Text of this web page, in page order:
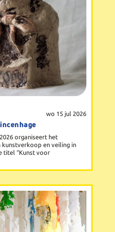
wo 15 jul 2026
organiseert het
kunstverkoop en veiling in
titel “Kunst voor